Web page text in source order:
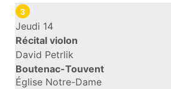
3
Jeudi 14
Récital violon
David Petrlik
Boutenac-Touvent
Église Notre-Dame